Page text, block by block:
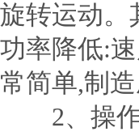
旋转运动。
功率降低:
常简单,制
2、操作